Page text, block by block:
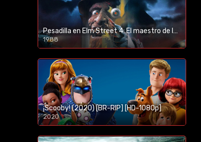
Pesadilla en Elm Street 4: El maestro de los sueños (1988) [BR-RIP] [HD-1080p]
1988
¡Scooby! (2020) [BR-RIP] [HD-1080p]
2020
1080p/720p